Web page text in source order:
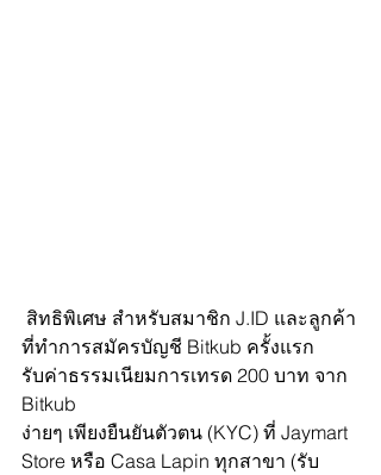
ที่ทำการสมัครบัญชี Bitkub ครั้งแรก
รับค่าธรรมเนียมการเทรด 200 บาท จาก
Bitkub
ง่ายๆ เพียงยืนยันตัวตน (KYC) ที่ Jaymart
Store หรือ Casa Lapin ทุกสาขา (รับ